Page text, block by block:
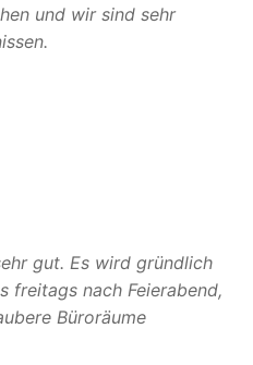
und wir sind sehr
gut. Es wird gründlich
freitags nach Feierabend,
Büroräume